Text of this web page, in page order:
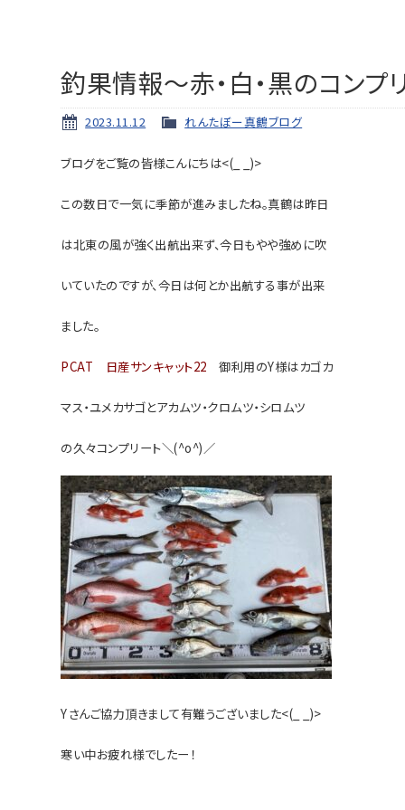
釣果情報～赤・白・黒のコンプ
2023.11.12 れんたぼー真鶴ブログ
ブログをご覧の皆様こんにちは<(_ _)>
この数日で一気に季節が進みましたね。真鶴は昨日
は北東の風が強く出航出来ず、今日もやや強めに吹
いていたのですが、今日は何とか出航する事が出来
ました。
PCAT 日産サンキャット22 御利用のY様はカゴカ
マス・ユメカサゴとアカムツ・クロムツ・シロムツ
の久々コンプリート＼(^o^)／
Yさんご協力頂きまして有難うございました<(_ _)>
寒い中お疲れ様でしたー！